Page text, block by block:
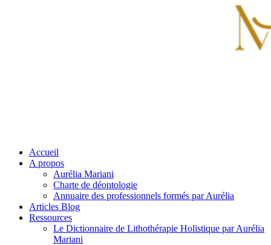
Accueil
A propos
Aurélia Mariani
Charte de déontologie
Annuaire des professionnels formés par Aurélia
Articles Blog
Ressources
Le Dictionnaire de Lithothérapie Holistique par Aurélia
Mariani